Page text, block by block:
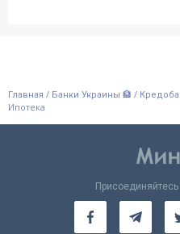
Главная / Банки Украины 🏦 /
Ипотека